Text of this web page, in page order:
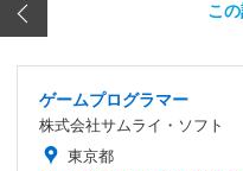
こ
ゲームプログラマー
株式会社サムライ・ソフト
東京都